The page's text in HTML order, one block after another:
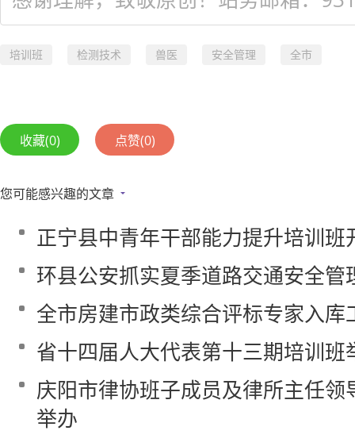
培训班 检测技术 兽医 安全管理 全市
收藏(0) 点赞(0)
您可能感兴趣的文章
正宁县中青年干部能力提升培训班
环县公安抓实夏季道路交通安全管
全市房建市政类综合评标专家入库
省十四届人大代表第十三期培训班
庆阳市律协班子成员及律所主任
举办